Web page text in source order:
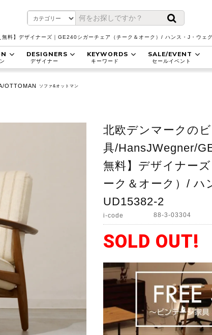
無料】デザイナーズ｜GE240シガーチェア（チーク＆オーク）/ ハンス・J・ウ
DESIGNERS
デザイナー
KEYWORDS
キーワード
SALE/EVENT
セールイベント
OTTOMAN ソファ&オットマン
北欧デンマークの
具/HansJWegner/
無料】デザイナー
ーク＆オーク）/ ハ
UD15382-2
i-code 88-3-03304
SOLD OUT!